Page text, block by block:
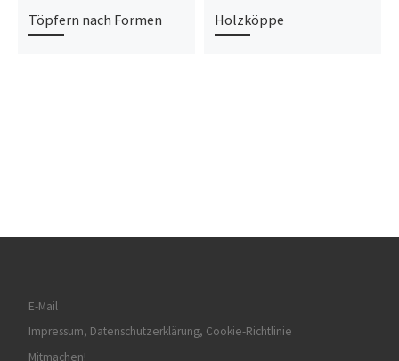
Töpfern nach Formen Holzköppe
E-Mail
Impressum, Datenschutzerklärung, Cookie-Richtlinie
Mitmachen!